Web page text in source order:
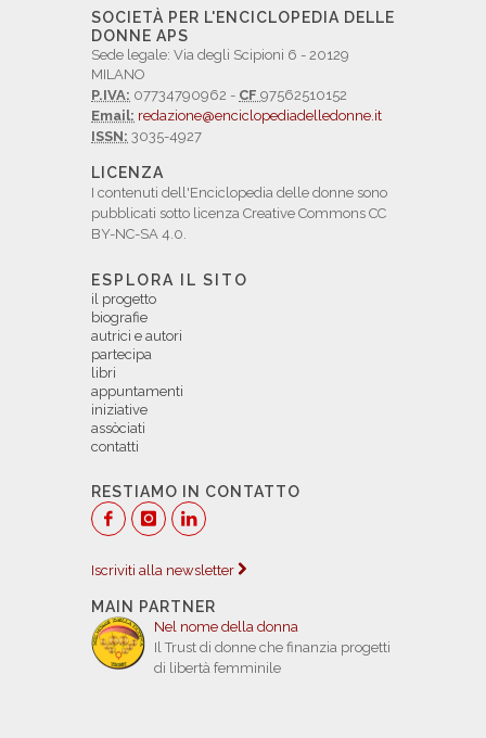
SOCIETÀ PER L'ENCICLOPEDIA DELLE
DONNE APS
Sede legale: Via degli Scipioni 6 - 20129
MILANO
P.IVA: 07734790962 - CF 97562510152
Email: redazione@enciclopediadelledonne.it
ISSN: 3035-4927
LICENZA
I contenuti dell'Enciclopedia delle donne sono
pubblicati sotto licenza Creative Commons CC
BY-NC-SA 4.0.
ESPLORA IL SITO
il progetto
biografie
autrici e autori
partecipa
libri
appuntamenti
iniziative
assòciati
contatti
RESTIAMO IN CONTATTO
Iscriviti alla newsletter
MAIN PARTNER
Nel nome della donna
Il Trust di donne che finanzia progetti
di libertà femminile